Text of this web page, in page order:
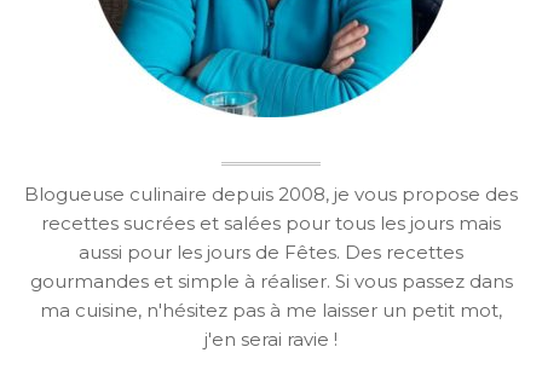
Blogueuse culinaire depuis 2008, je vous propose des
recettes sucrées et salées pour tous les jours mais
aussi pour les jours de Fêtes. Des recettes
gourmandes et simple à réaliser. Si vous passez dans
ma cuisine, n'hésitez pas à me laisser un petit mot,
j'en serai ravie !